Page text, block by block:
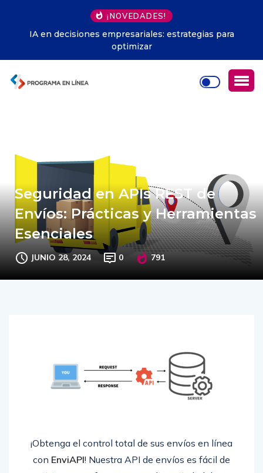
¡NOVEDADES!
IA en decisiones empresariales: estrategias para
optimizar
Seguridad en APIs REST de
Envíos: Prácticas y Herramientas
Esenciales
JUNIO 28, 2024 0 791
¡Obtenga el control total de sus envíos en línea
con EnviAPI! Nuestra API de envíos es fácil de